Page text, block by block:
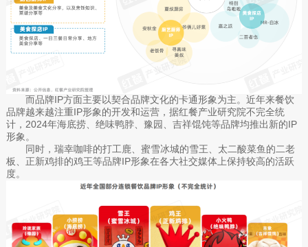
而品牌IP方面主要以契合品牌文化的卡通形象为主。近年来餐饮
品牌越来越注重IP形象的开发和运营，据红餐产业研究院不完全统
计，2024年海底捞、绝味鸭脖、豫园、吉祥馄饨等品牌均推出新的IP
形象。
同时，瑞幸咖啡的打工鹿、蜜雪冰城的雪王、太二酸菜鱼的二老
板、正新鸡排的鸡王等品牌IP形象在各大社交媒体上保持较高的活跃
度。